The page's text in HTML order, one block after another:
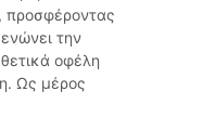
προσφέροντας
την
οφέλη
Ως μέρος